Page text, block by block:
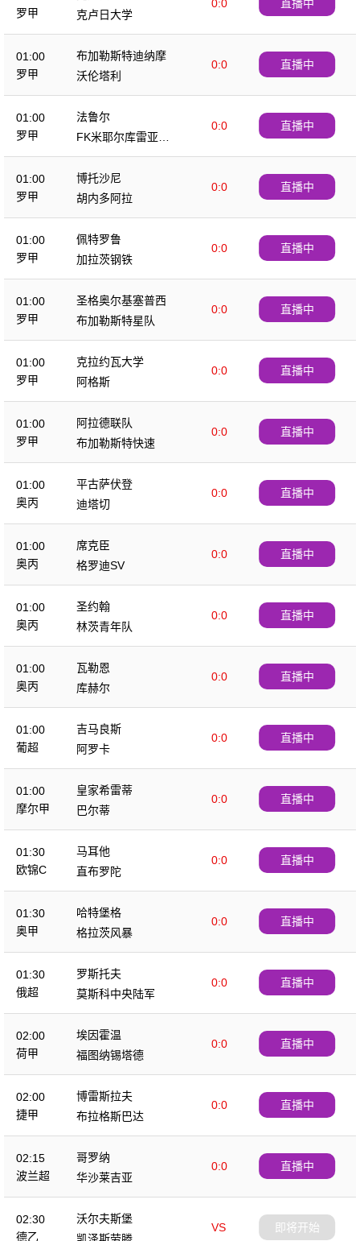
罗甲
0:0
克卢日大学
直播中
01:00
罗甲
布加勒斯特迪纳摩
0:0
沃伦塔利
直播中
01:00
罗甲
法鲁尔
0:0
FK米耶尔库雷亚丘
克
直播中
01:00
罗甲
博托沙尼
0:0
胡内多阿拉
直播中
01:00
罗甲
佩特罗鲁
0:0
加拉茨钢铁
直播中
01:00
罗甲
圣格奥尔基塞普西
0:0
布加勒斯特星队
直播中
01:00
罗甲
克拉约瓦大学
0:0
阿格斯
直播中
01:00
罗甲
阿拉德联队
0:0
布加勒斯特快速
直播中
01:00
奥丙
平古萨伏登
0:0
迪塔切
直播中
01:00
奥丙
席克臣
0:0
格罗迪SV
直播中
01:00
奥丙
圣约翰
0:0
林茨青年队
直播中
01:00
奥丙
瓦勒恩
0:0
库赫尔
直播中
01:00
葡超
吉马良斯
0:0
阿罗卡
直播中
01:00
摩尔甲
皇家希雷蒂
0:0
巴尔蒂
直播中
01:30
欧锦C
马耳他
0:0
直布罗陀
直播中
01:30
奥甲
哈特堡格
0:0
格拉茨风暴
直播中
01:30
俄超
罗斯托夫
0:0
莫斯科中央陆军
直播中
02:00
荷甲
埃因霍温
0:0
福图纳锡塔德
直播中
02:00
捷甲
博雷斯拉夫
0:0
布拉格斯巴达
直播中
02:15
波兰超
哥罗纳
0:0
华沙莱吉亚
直播中
02:30
德乙
沃尔夫斯堡
VS
即将开始